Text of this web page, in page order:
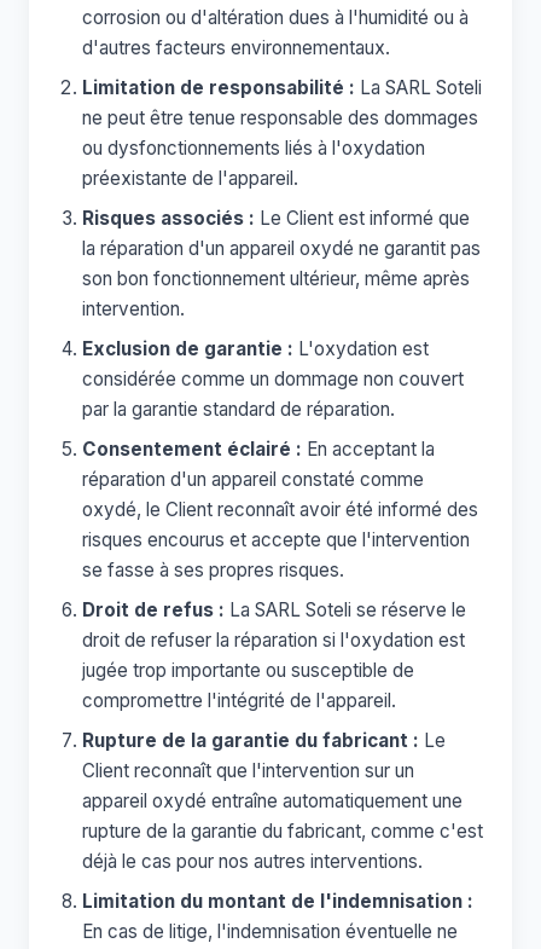
corrosion ou d'altération dues à l'humidité ou à
d'autres facteurs environnementaux.
Limitation de responsabilité : La SARL Soteli
ne peut être tenue responsable des dommages
ou dysfonctionnements liés à l'oxydation
préexistante de l'appareil.
Risques associés : Le Client est informé que
la réparation d'un appareil oxydé ne garantit pas
son bon fonctionnement ultérieur, même après
intervention.
Exclusion de garantie : L'oxydation est
considérée comme un dommage non couvert
par la garantie standard de réparation.
Consentement éclairé : En acceptant la
réparation d'un appareil constaté comme
oxydé, le Client reconnaît avoir été informé des
risques encourus et accepte que l'intervention
se fasse à ses propres risques.
Droit de refus : La SARL Soteli se réserve le
droit de refuser la réparation si l'oxydation est
jugée trop importante ou susceptible de
compromettre l'intégrité de l'appareil.
Rupture de la garantie du fabricant : Le
Client reconnaît que l'intervention sur un
appareil oxydé entraîne automatiquement une
rupture de la garantie du fabricant, comme c'est
déjà le cas pour nos autres interventions.
Limitation du montant de l'indemnisation :
En cas de litige, l'indemnisation éventuelle ne